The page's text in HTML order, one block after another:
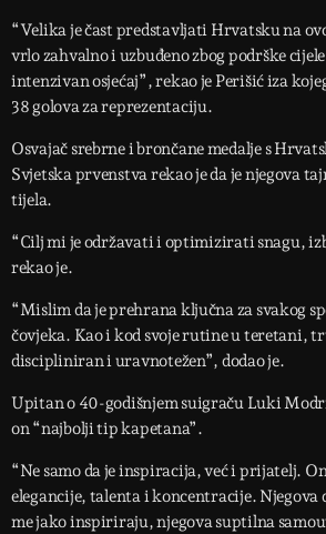
“Velika je čast predstavljati Hrvatsku na
vrlo zahvalno i uzbuđeno zbog podrške
intenzivan osjećaj”, rekao je Perišić iza
38 golova za reprezentaciju.
Osvajač srebrne i brončane medalje s
Svjetska prvenstva rekao je da je njegova
tijela.
“Cilj mi je održavati i optimizirati snagu,
rekao je.
“Mislim da je prehrana ključna za svakog
čovjeka. Kao i kod svoje rutine u teretani,
discipliniran i uravnotežen”, dodao je.
Upitan o 40-godišnjem suigraču Luki
on “najbolji tip kapetana”.
“Ne samo da je inspiracija, već i prijatelj.
elegancije, talenta i koncentracije.
me jako inspiriraju, njegova suptilna